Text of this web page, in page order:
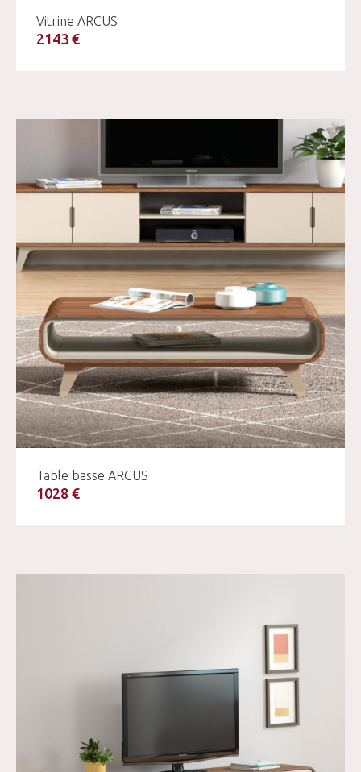
Vitrine ARCUS
2143 €
Table basse ARCUS
1028 €